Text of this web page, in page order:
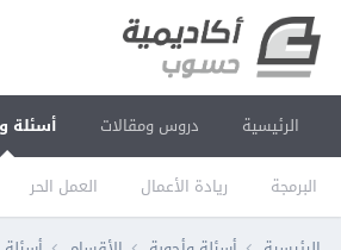
الرئيسية دروس ومقالات أسئلة
البرمجة ريادة الأعمال العمل الحر